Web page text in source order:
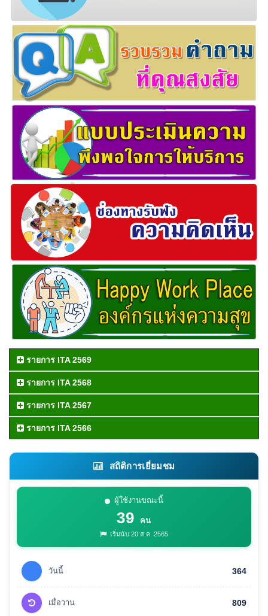
รายการ ITA 2569
รายการ ITA 2568
รายการ ITA 2567
รายการ ITA 2566
สถิติการเยี่ยมชม
ผู้ใช้งานขณะนี้
39 คน
เริ่มนับ 20 ส.ค. 2565
วันนี้ 364
เมื่อวาน 809